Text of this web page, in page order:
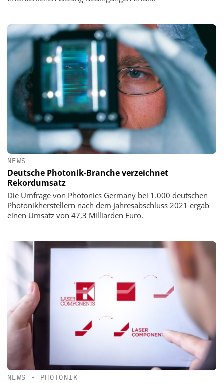
NEWS
Deutsche Photonik-Branche verzeichnet
Rekordumsatz
Die Umfrage von Photonics Germany bei 1.000 deutschen
Photonikherstellern nach dem Jahresabschluss 2021 ergab
einen Umsatz von 47,3 Milliarden Euro.
NEWS • PHOTONIK